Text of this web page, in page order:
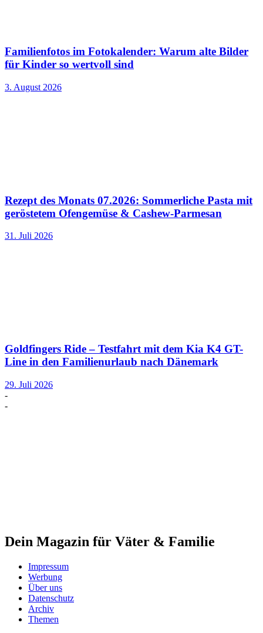
Familienfotos im Fotokalender: Warum alte Bilder
für Kinder so wertvoll sind
3. August 2026
Rezept des Monats 07.2026: Sommerliche Pasta mit
geröstetem Ofengemüse & Cashew-Parmesan
31. Juli 2026
Goldfingers Ride – Testfahrt mit dem Kia K4 GT-
Line in den Familienurlaub nach Dänemark
29. Juli 2026
-
-
Dein Magazin für Väter & Familie
Impressum
Werbung
Über uns
Datenschutz
Archiv
Themen